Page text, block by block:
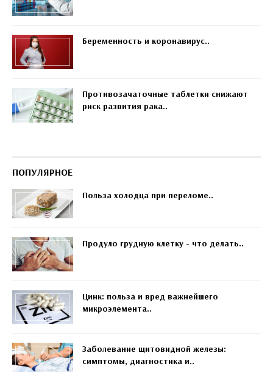
Беременность и коронавирус..
Противозачаточные таблетки снижают
риск развития рака..
ПОПУЛЯРНОЕ
Польза холодца при переломе..
Продуло грудную клетку - что делать..
Цинк: польза и вред важнейшего
микроэлемента..
Заболевание щитовидной железы:
симптомы, диагностика и..